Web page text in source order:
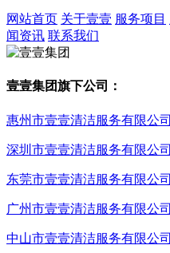
网站首页 关于壹壹 服务项目
闻资讯 联系我们
壹壹集团旗下公司：
惠州市壹壹清洁服务有限公司
深圳市壹壹清洁服务有限公司
东莞市壹壹清洁服务有限公司
广州市壹壹清洁服务有限公司
中山市壹壹清洁服务有限公司